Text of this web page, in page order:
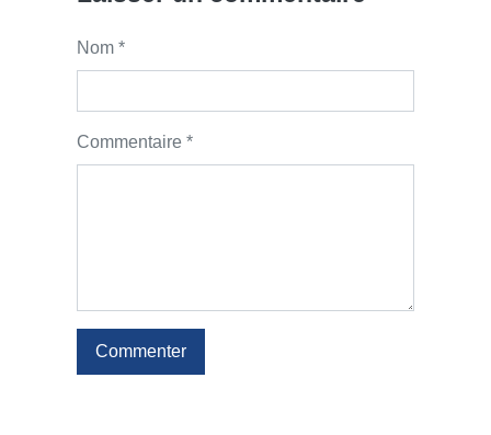
Nom *
Commentaire *
Commenter